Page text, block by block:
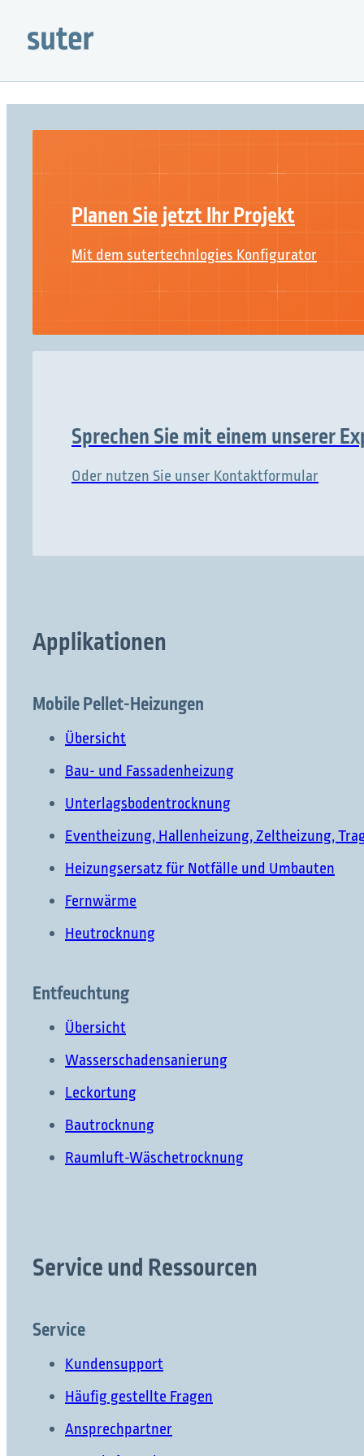
Was möchten Sie finden?
Suchen Sie etwas?
Planen Sie jetzt Ihr Projekt
Mit dem sutertechnlogies Konfigurator
Sprechen Sie mit einem unserer
Oder nutzen Sie unser Kontaktformular
Applikationen
Mobile Pellet-Heizungen
Übersicht
Bau- und Fassadenheizung
Unterlagsbodentrocknung
Eventheizung, Hallenheizung, Zeltheizung,
Heizungsersatz für Notfälle und Umbauten
Fernwärme
Heutrocknung
Entfeuchtung
Übersicht
Wasserschadensanierung
Leckortung
Bautrocknung
Raumluft-Wäschetrocknung
Service und Ressourcen
Service
Kundensupport
Häufig gestellte Fragen
Ansprechpartner